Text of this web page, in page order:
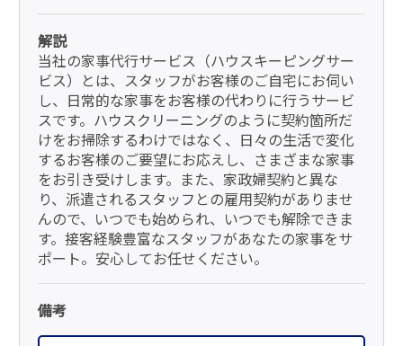
解説
当社の家事代行サービス（ハウスキーピングサー
ビス）とは、スタッフがお客様のご自宅にお伺い
し、日常的な家事をお客様の代わりに行うサービ
スです。ハウスクリーニングのように契約箇所だ
けをお掃除するわけではなく、日々の生活で変化
するお客様のご要望にお応えし、さまざまな家事
をお引き受けします。また、家政婦契約と異な
り、派遣されるスタッフとの雇用契約がありませ
んので、いつでも始められ、いつでも解除できま
す。接客経験豊富なスタッフがあなたの家事をサ
ポート。安心してお任せください。
備考